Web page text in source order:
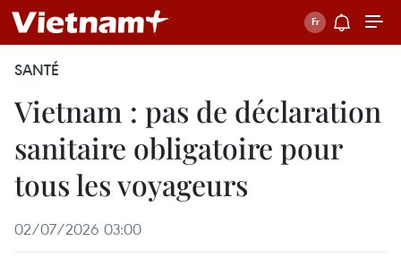
SANTÉ
Vietnam : pas de déclaration
sanitaire obligatoire pour
tous les voyageurs
02/07/2026 03:00